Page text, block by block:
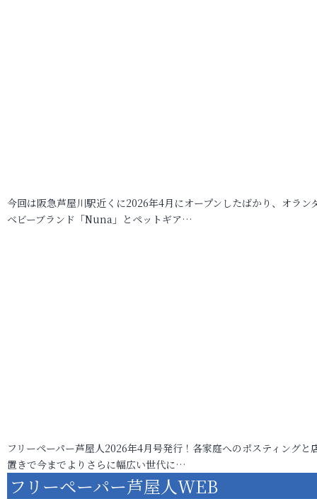
今回は阪急芦屋川駅近くに2026年4月にオープンしたばかり、オラン
ベビーブランド「Nuna」とペットギア…
フリーペーパー芦屋人2026年4月号発行！各家庭へのポスティングと
置きで今までよりさらに幅広い世代に…
フリーペーパー芦屋人WEB